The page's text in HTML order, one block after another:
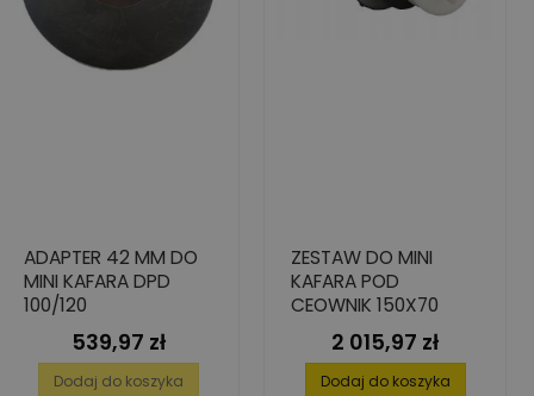
ADAPTER 42 MM DO
MINI KAFARA DPD
100/120
Cena
539,97 zł
Dodaj do koszyka
ZESTAW DO MINI
KAFARA POD
CEOWNIK 150X70
Cena
2 015,97 zł
Dodaj do koszyka